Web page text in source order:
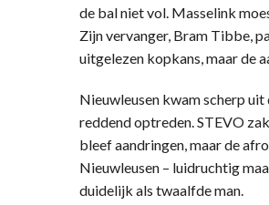
de bal niet vol. Masselink
Zijn vervanger, Bram Tibbe,
uitgelezen kopkans, maar de
Nieuwleusen kwam scherp
reddend optreden. STEVO
bleef aandringen, maar de
Nieuwleusen – luidruchtig
duidelijk als twaalfde man.